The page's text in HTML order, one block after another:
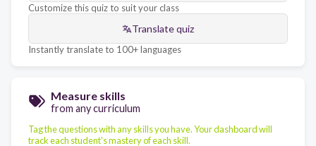
Customize this quiz to suit your class
Translate quiz
Instantly translate to 100+ languages
Measure skills
from any curriculum
Tag the questions with any skills you have. Your dashboard will
track each student's mastery of each skill.